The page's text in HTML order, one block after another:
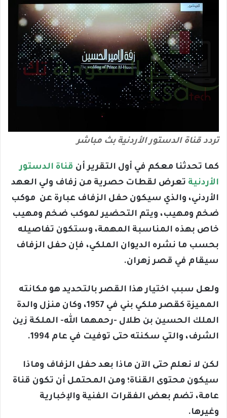
تردد قناة الدستور الأردنية بث مباشر
كما تحدثنا معكم في أول التقرير أن قناة الدستور
الأردنية تعرض لقطات حصرية من زفاف ولي العهد
الأردني، والذي سيكون حفل الزفاف عبارة عن موكب
ضخم ومهيب، ويتم التحضير لموكب ضخم ومهيب
خاص بهذه المناسبة المهمة، وستكون تفاصيله
بحسب ما نشره الديوان الملكي، فإن حفل الزفاف
سيقام في قصر زهران.
ولعل سبب اختيار هذا القصر بالتحديد هو مكانته
المميزة كقصر ملكي بني في 1957، وكان منزل والدة
الملك الحسين بن طلال -رحمهما الله- الملكة زين
الشرف، والتي سكنته حتى توفيت في عام 1994.
لكن لا نعلم حتى الآن ماذا بعد حفل الزفاف وماذا
سيكون محتوى القناة؛ ومن المحتمل أن تكون قناة
عامة، تضم بعض الفقرات الفنية والإخبارية
وغيرها.